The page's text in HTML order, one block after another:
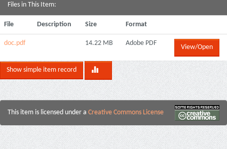
Files in This Item:
File Description Size Format
doc.pdf 14.22 MB Adobe PDF
View/Open
Show simple item record
This item is licensed under a Creative Commons License